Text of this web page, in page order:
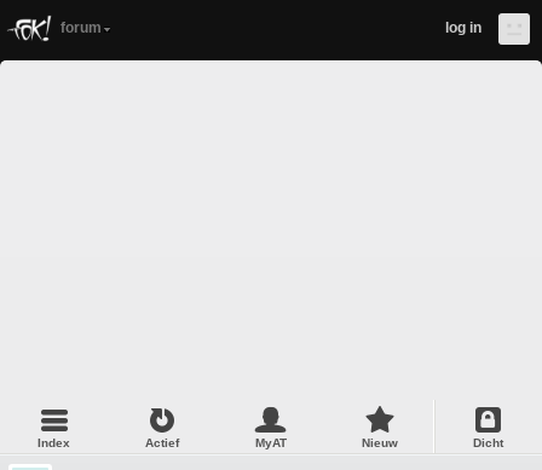
forum log in
Index Actief MyAT Nieuw Dicht